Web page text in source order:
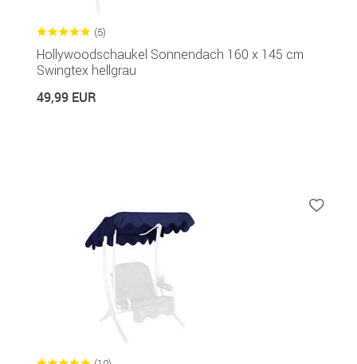
(5)
Hollywoodschaukel Sonnendach 160 x 145 cm
Swingtex hellgrau
49,99 EUR